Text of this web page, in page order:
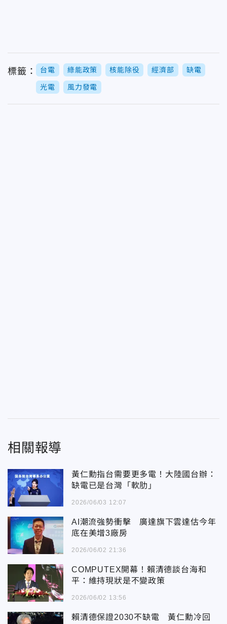
標籤： 台電 綠能政策 核能除役 經濟部 缺電
光電 風力發電
相關報導
黃仁勳指台需要更多電！大陸國台辦：
缺電已是台灣「軟肋」
2026/06/03 12:07
AI潮流強勢衝擊 廣達旗下雲達估今年
底在美增3廠房
2026/06/02 21:36
COMPUTEX開幕！賴清德談台海和
平：維持現狀是不變政策
2026/06/02 13:56
賴清德保證2030不缺電 黃仁勳冷回